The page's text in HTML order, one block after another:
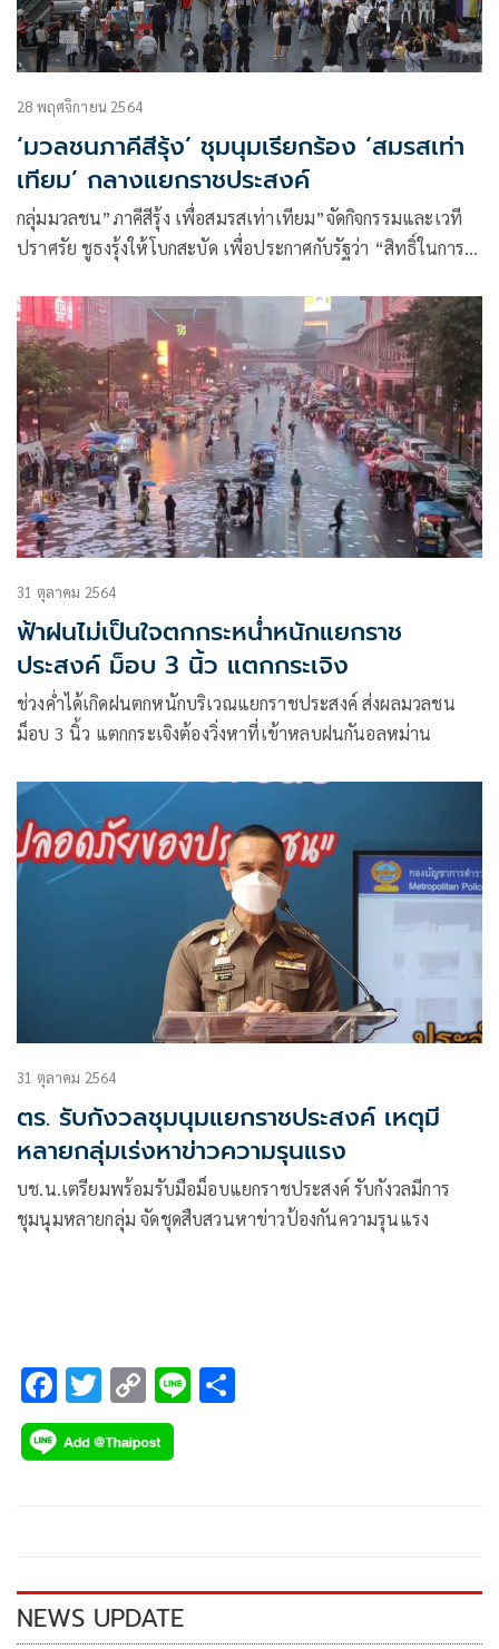
28 พฤศจิกายน 2564
‘มวลชนภาคีสีรุ้ง’ ชุมนุมเรียกร้อง ‘สมรสเท่า
เทียม’ กลางแยกราชประสงค์
กลุ่มมวลชน”ภาคีสีรุ้ง เพื่อสมรสเท่าเทียม”จัดกิจกรรมและเวที
ปราศรัย ชูธงรุ้งให้โบกสะบัด เพื่อประกาศกับรัฐว่า “สิทธิ์ในการ
31 ตุลาคม 2564
ฟ้าฝนไม่เป็นใจตกกระหน่ำหนักแยกราช
ประสงค์ ม็อบ 3 นิ้ว แตกกระเจิง
ช่วงค่ำได้เกิดฝนตกหนักบริเวณแยกราชประสงค์ ส่งผลมวลชน
ม็อบ 3 นิ้ว แตกกระเจิงต้องวิ่งหาที่เข้าหลบฝนกันอลหม่าน
31 ตุลาคม 2564
ตร. รับกังวลชุมนุมแยกราชประสงค์ เหตุมี
หลายกลุ่มเร่งหาข่าวความรุนแรง
บช.น.เตรียมพร้อมรับมือม็อบแยกราชประสงค์ รับกังวลมีการ
ชุมนุมหลายกลุ่ม จัดชุดสืบสวนหาข่าวป้องกันความรุนแรง
F
ac
e
k
T
wi
tt
C
o
p
k
Li
NEWS UPDATE